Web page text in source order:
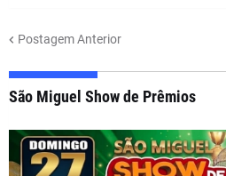
Postagem Anterior
São Miguel Show de Prêmios